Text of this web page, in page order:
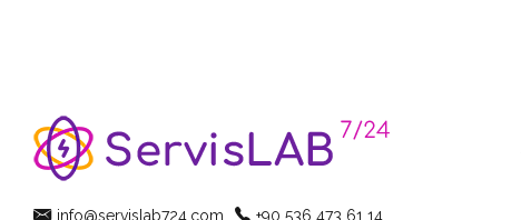
info@servislab724.com +90 536 473 61 14